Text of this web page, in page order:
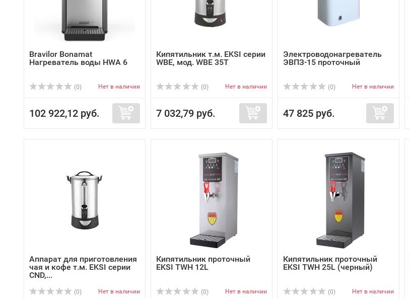
Bravilor Bonamat
Нагреватель воды HWA 6
(0) Нет в наличии
102 922,12 руб.
Кипятильник т.м. EKSI серии
WBE, мод. WBE 35T
(0) Нет в наличии
7 032,79 руб.
Электроводонагреватель
ЭВПЗ-15 проточный
(0) Нет в наличии
47 825 руб.
Аппарат для приготовления
чая и кофе т.м. EKSI серии
CND,...
(0) Нет в наличии
Кипятильник проточный
EKSI TWH 12L
(0) Нет в наличии
Кипятильник проточный
EKSI TWH 25L (черный)
(0) Нет в наличии